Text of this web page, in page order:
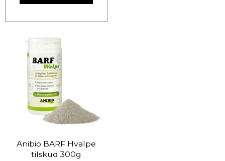
Anibio BARF Hvalpe
tilskud 300g